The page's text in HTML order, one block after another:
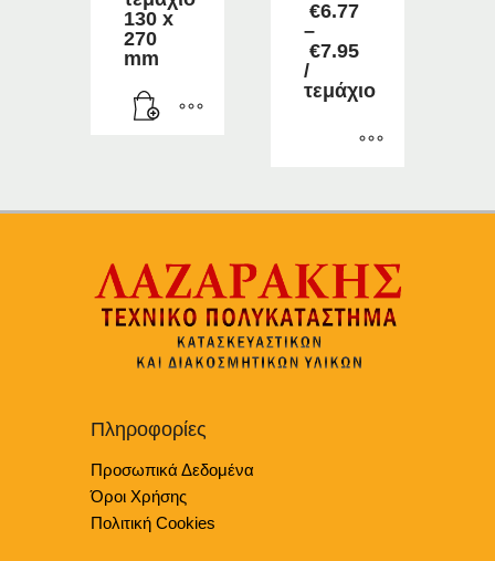
130 x
270
mm
€6.77
–
€7.95
€6.77
€7.95
/
τεμάχιο
πολλαπλές
παραλλαγές.
Οι
επιλογές
μπορούν
Πληροφορίες
Προσωπικά Δεδομένα
Όροι Χρήσης
Πολιτική Cookies